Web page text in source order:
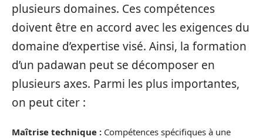
plusieurs domaines. Ces compétences
doivent être en accord avec les exigences du
domaine d’expertise visé. Ainsi, la formation
d’un padawan peut se décomposer en
plusieurs axes. Parmi les plus importantes,
on peut citer :
Maîtrise technique : Compétences spécifiques à une